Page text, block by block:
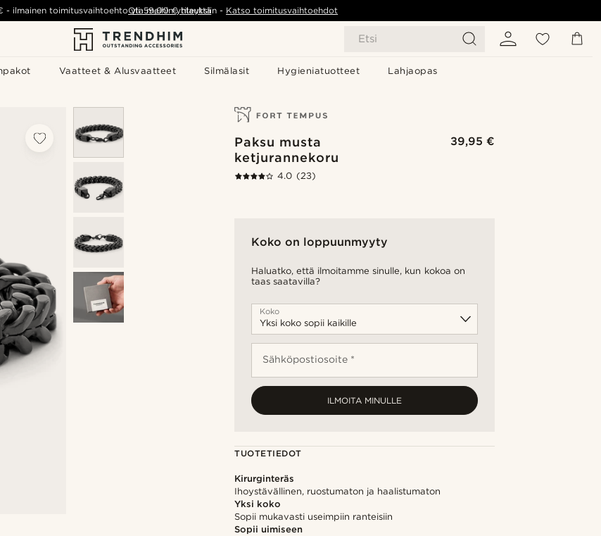
Etsi
Vaatteet & Alusvaatteet Silmälasit Hygieniatuotteet Lahjaopas
- ilmainen toimitusvaihtoehto yli 59,00 €tilauksiin - Katso toimitusvaihtoehdot
Ota meihin yhteyttä
Paksu musta
ketjurannekoru
39,95 €
4.0 (23)
Koko on loppuunmyyty
Haluatko, että ilmoitamme sinulle, kun kokoa on
taas saatavilla?
Koko
Sähköpostiosoite *
ILMOITA MINULLE
TUOTETIEDOT
Kirurginteräs
Ihoystävällinen, ruostumaton ja haalistumaton
Yksi koko
Sopii mukavasti useimpiin ranteisiin
Sopii uimiseen